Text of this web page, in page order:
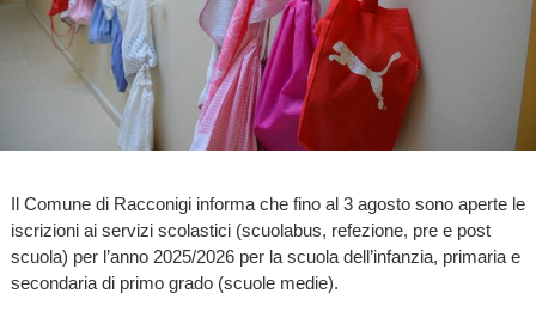
Il Comune di Racconigi informa che fino al 3 agosto sono aperte le
iscrizioni ai servizi scolastici (scuolabus, refezione, pre e post
scuola) per l’anno 2025/2026 per la scuola dell’infanzia, primaria e
secondaria di primo grado (scuole medie).